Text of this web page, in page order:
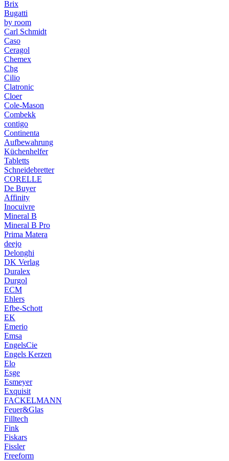
Brix
Bugatti
by room
Carl Schmidt
Caso
Ceragol
Chemex
Chg
Cilio
Clatronic
Cloer
Cole-Mason
Combekk
contigo
Continenta
Aufbewahrung
Küchenhelfer
Tabletts
Schneidebretter
CORELLE
De Buyer
Affinity
Inocuivre
Mineral B
Mineral B Pro
Prima Matera
deejo
Delonghi
DK Verlag
Duralex
Durgol
ECM
Ehlers
Efbe-Schott
EK
Emerio
Emsa
EngelsCie
Engels Kerzen
Elo
Esge
Esmeyer
Exquisit
FACKELMANN
Feuer&Glas
Filltech
Fink
Fiskars
Fissler
Freeform